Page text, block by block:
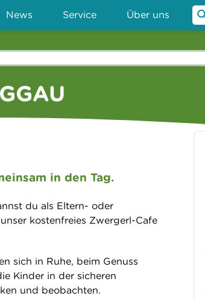
News Service Über uns
in den Tag.
du als Eltern- oder
kostenfreies Zwergerl-Cafe
sich in Ruhe, beim Genuss
Kinder in der sicheren
und beobachten.